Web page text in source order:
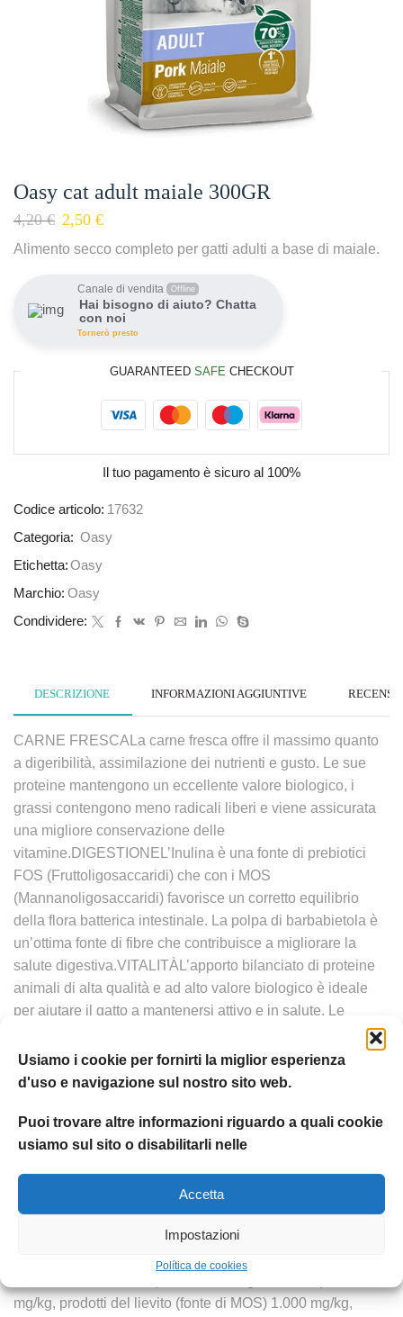
Usiamo i cookie per fornirti la miglior esperienza
d'uso e navigazione sul nostro sito web.
Puoi trovare altre informazioni riguardo a quali cookie
usiamo sul sito o disabilitarli nelle
Accetta
Impostazioni
Política de cookies
Oasy cat adult maiale 300GR
4,20€ 2,50 €
Alimento secco completo per gatti adulti a base di maiale.
Canale di vendita Offline
Hai bisogno di aiuto? Chatta
con noi
Tornerò presto
GUARANTEED SAFE CHECKOUT
Il tuo pagamento è sicuro al 100%
Codice articolo: 17632
Categoria: Oasy
Etichetta:Oasy
Marchio: Oasy
Condividere:
DESCRIZIONE INFORMAZIONI AGGIUNTIVE
CARNE FRESCALa carne fresca offre il massimo quanto
a digeribilità, assimilazione dei nutrienti e gusto. Le sue
proteine mantengono un eccellente valore biologico, i
grassi contengono meno radicali liberi e viene assicurata
una migliore conservazione delle
vitamine.DIGESTIONEL’Inulina è una fonte di prebiotici
FOS (Fruttoligosaccaridi) che con i MOS
(Mannanoligosaccaridi) favorisce un corretto equilibrio
della flora batterica intestinale. La polpa di barbabietola è
un’ottima fonte di fibre che contribuisce a migliorare la
salute digestiva.VITALITÀL’apporto bilanciato di proteine
animali di alta qualità e ad alto valore biologico è ideale
per aiutare il gatto a mantenersi attivo e in salute. Le
amminoacidi essenziali per il gatto, fondamentali per
supportare tutte le sue funzioni vitali.CUOREOasy Adult
aminoacido essenziale per il funzionamento del cuore e
per la corretta funzionalità della vista del gatto. Inoltre, la
muscolare per gatti attivi e vitali.COMPOSIZIONE: maiale
fresco 40%, maiale disidratato 30%, mais, riso, grasso di
maiale, polpa di barbabietola, piselli, fegato di maiale
idrolizzato 2%, minerali, verdura idrolizzata, olio di pesce,
mg/kg, prodotti del lievito (fonte di MOS) 1.000 mg/kg,